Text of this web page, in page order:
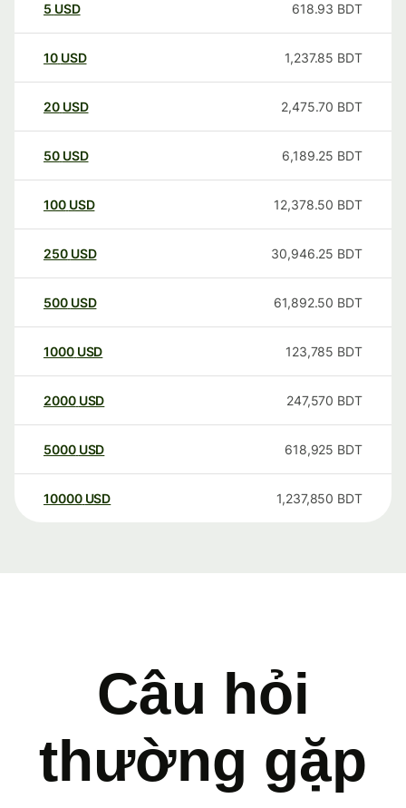
5 USD 618.93 BDT
10 USD 1,237.85 BDT
20 USD 2,475.70 BDT
50 USD 6,189.25 BDT
100 USD 12,378.50 BDT
250 USD 30,946.25 BDT
500 USD 61,892.50 BDT
1000 USD 123,785 BDT
2000 USD 247,570 BDT
5000 USD 618,925 BDT
10000 USD 1,237,850 BDT
Câu hỏi
thường gặp